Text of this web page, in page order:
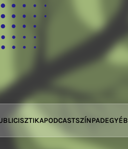
PODCASTSZÍNPADEGYÉB